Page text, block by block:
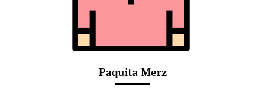
Paquita Merz